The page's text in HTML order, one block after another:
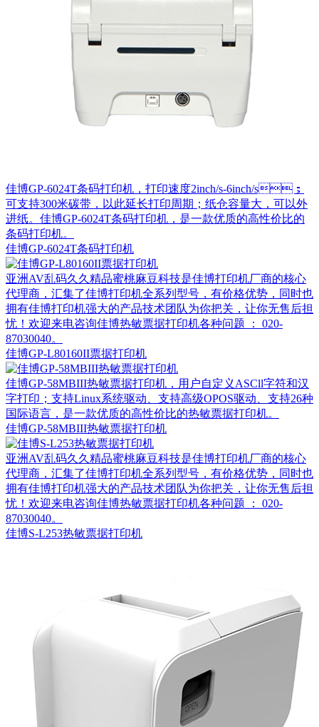
佳博GP-6024T条码打印机，打印速度2inch/s-6inch/s；
可支持300米碳带，以此延长打印周期；纸仓容量大，可以外
进纸。佳博GP-6024T条码打印机，是一款优质的高性价比的
条码打印机。
佳博GP-6024T条码打印机
亚洲AV乱码久久精品蜜桃麻豆科技是佳博打印机厂商的核心
代理商，汇集了佳博打印机全系列型号，有价格优势，同时也
拥有佳博打印机强大的产品技术团队为你把关，让你无售后担
忧！欢迎来电咨询佳博热敏票据打印机各种问题 ： 020-
87030040。
佳博GP-L80160II票据打印机
佳博GP-58MBIII热敏票据打印机，用户自定义ASCll字符和汉
字打印；支持Linux系统驱动、支持高级OPOS驱动、支持26种
国际语言，​是一款优质的高性价比的热敏票据打印机。
佳博GP-58MBIII热敏票据打印机
亚洲AV乱码久久精品蜜桃麻豆科技是佳博打印机厂商的核心
代理商，汇集了佳博打印机全系列型号，有价格优势，同时也
拥有佳博打印机强大的产品技术团队为你把关，让你无售后担
忧！欢迎来电咨询佳博热敏票据打印机各种问题 ： 020-
87030040。
佳博S-L253热敏票据打印机